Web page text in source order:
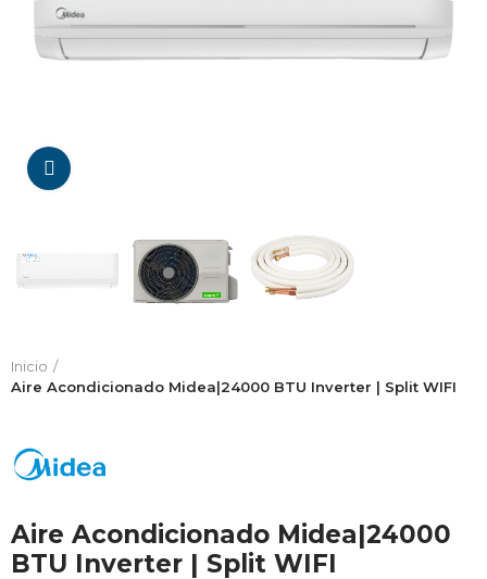
Inicio
Aire Acondicionado Midea|24000 BTU Inverter | Split WIFI
Aire Acondicionado Midea|24000
BTU Inverter | Split WIFI